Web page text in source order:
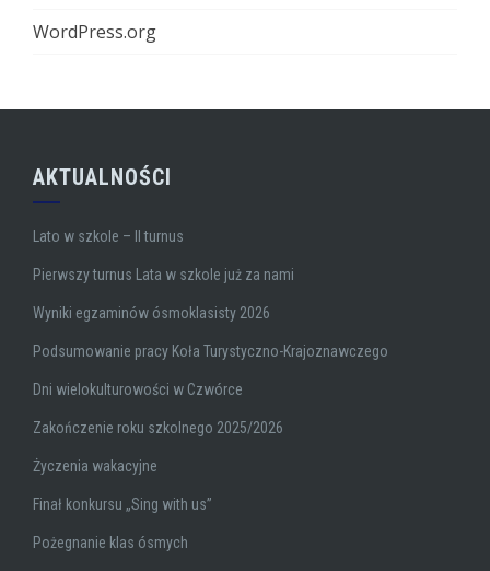
WordPress.org
AKTUALNOŚCI
Lato w szkole – II turnus
Pierwszy turnus Lata w szkole już za nami
Wyniki egzaminów ósmoklasisty 2026
Podsumowanie pracy Koła Turystyczno-Krajoznawczego
Dni wielokulturowości w Czwórce
Zakończenie roku szkolnego 2025/2026
Życzenia wakacyjne
Finał konkursu „Sing with us”
Pożegnanie klas ósmych